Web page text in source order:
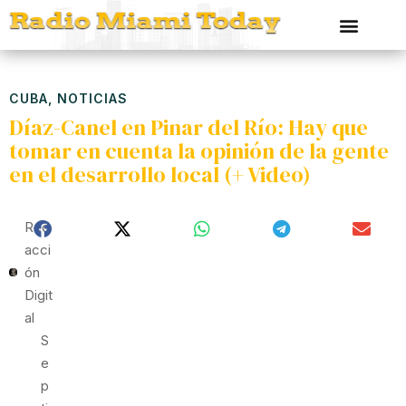
CUBA NOTICIAS
Díaz-Canel en Pinar del Río: Hay que
tomar en cuenta la opinión de la gente
en el desarrollo local (+ Video)
Red
Acci
Ón
Digit
Al
S
E
P